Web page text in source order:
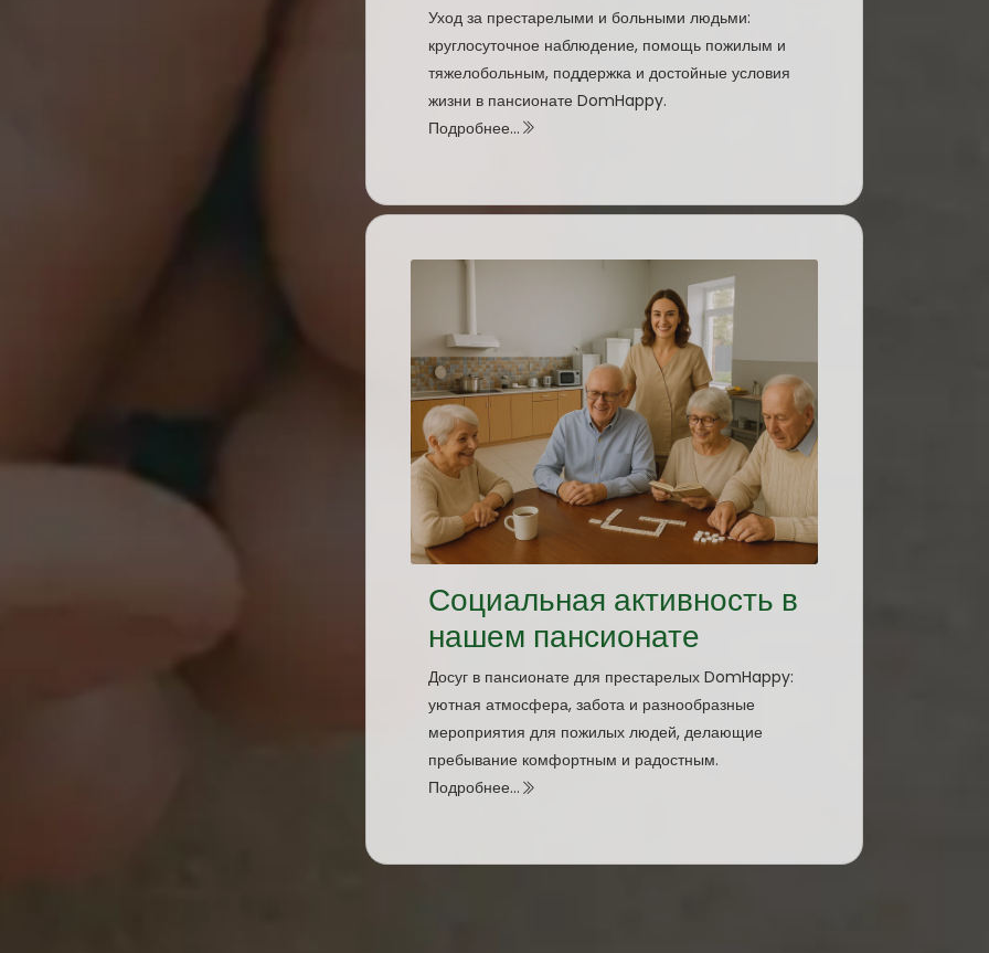
Уход за престарелыми и больными людьми:
круглосуточное наблюдение, помощь пожилым и
тяжелобольным, поддержка и достойные условия
жизни в пансионате DomHappy.
Подробнее...
Социальная активность в
нашем пансионате
Досуг в пансионате для престарелых DomHappy:
уютная атмосфера, забота и разнообразные
мероприятия для пожилых людей, делающие
пребывание комфортным и радостным.
Подробнее...